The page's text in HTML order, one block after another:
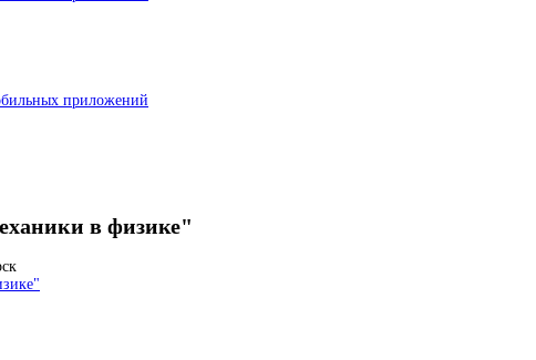
приложений
в физике"